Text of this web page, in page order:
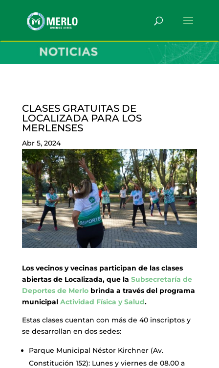
CLASES GRATUITAS DE
LOCALIZADA PARA LOS
MERLENSES
Abr 5, 2024
Los vecinos y vecinas participan de las clases
abiertas de Localizada, que la Subsecretaría de
Deportes de Merlobrinda a través del programa
municipal Actividad Física y Salud.
Estas clases cuentan con más de 40 inscriptos y
se desarrollan en dos sedes:
Parque Municipal Néstor Kirchner (Av.
Constitución 152): Lunes y viernes de 08.00 a